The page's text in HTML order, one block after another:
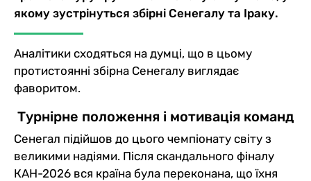
якому зустрінуться збірні Сенегалу та Іраку.
Аналітики сходяться на думці, що в цьому
протистоянні збірна Сенегалу виглядає
фаворитом.
Турнірне положення і мотивація команд
Сенегал підійшов до цього чемпіонату світу з
великими надіями. Після скандального фіналу
КАН-2026 вся країна була переконана, що їхня